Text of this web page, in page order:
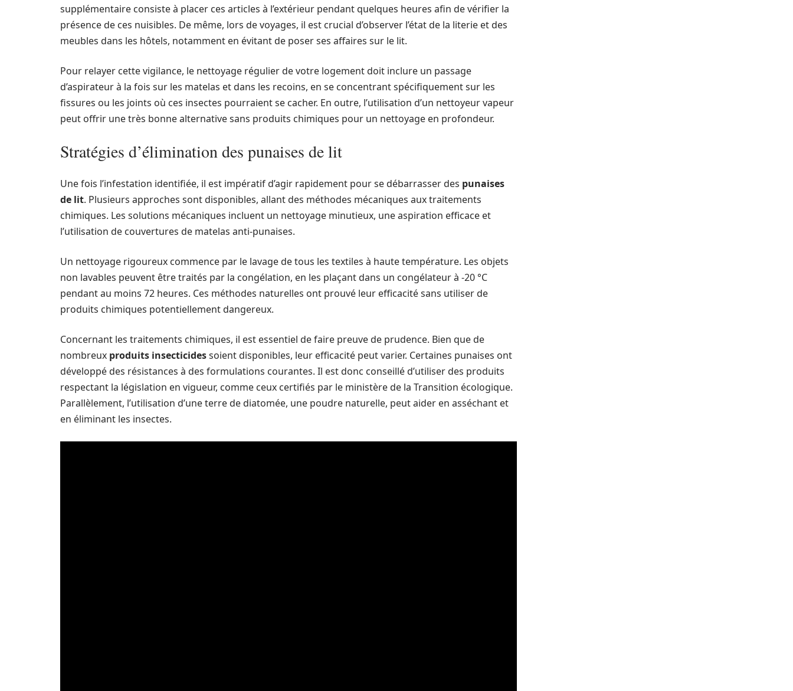
supplémentaire consiste à placer ces articles à l’extérieur pendant quelques heures afin de vérifier la
présence de ces nuisibles. De même, lors de voyages, il est crucial d’observer l’état de la literie et des
meubles dans les hôtels, notamment en évitant de poser ses affaires sur le lit.
Pour relayer cette vigilance, le nettoyage régulier de votre logement doit inclure un passage
d’aspirateur à la fois sur les matelas et dans les recoins, en se concentrant spécifiquement sur les
fissures ou les joints où ces insectes pourraient se cacher. En outre, l’utilisation d’un nettoyeur vapeur
peut offrir une très bonne alternative sans produits chimiques pour un nettoyage en profondeur.
Stratégies d’élimination des punaises de lit
Une fois l’infestation identifiée, il est impératif d’agir rapidement pour se débarrasser des punaises
de lit. Plusieurs approches sont disponibles, allant des méthodes mécaniques aux traitements
chimiques. Les solutions mécaniques incluent un nettoyage minutieux, une aspiration efficace et
l’utilisation de couvertures de matelas anti-punaises.
Un nettoyage rigoureux commence par le lavage de tous les textiles à haute température. Les objets
non lavables peuvent être traités par la congélation, en les plaçant dans un congélateur à -20 °C
pendant au moins 72 heures. Ces méthodes naturelles ont prouvé leur efficacité sans utiliser de
produits chimiques potentiellement dangereux.
Concernant les traitements chimiques, il est essentiel de faire preuve de prudence. Bien que de
nombreux produits insecticidessoient disponibles, leur efficacité peut varier. Certaines punaises ont
développé des résistances à des formulations courantes. Il est donc conseillé d’utiliser des produits
respectant la législation en vigueur, comme ceux certifiés par le ministère de la Transition écologique.
Parallèlement, l’utilisation d’une terre de diatomée, une poudre naturelle, peut aider en asséchant et
en éliminant les insectes.